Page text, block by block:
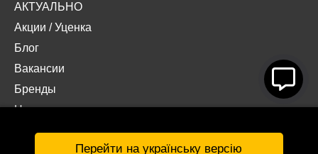
АКТУАЛЬНО
Акции /Уценка
Блог
Вакансии
Бренды
Наши проекты
Документы
Перейти на українську версію